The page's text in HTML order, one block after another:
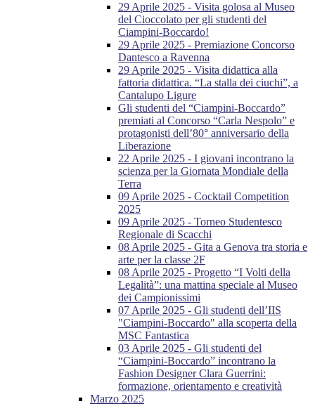
29 Aprile 2025 - Visita golosa al Museo
del Cioccolato per gli studenti del
Ciampini-Boccardo!
29 Aprile 2025 - Premiazione Concorso
Dantesco a Ravenna
29 Aprile 2025 - Visita didattica alla
fattoria didattica. “La stalla dei ciuchi”, a
Cantalupo Ligure
Gli studenti del “Ciampini-Boccardo”
premiati al Concorso “Carla Nespolo” e
protagonisti dell’80° anniversario della
Liberazione
22 Aprile 2025 - I giovani incontrano la
scienza per la Giornata Mondiale della
Terra
09 Aprile 2025 - Cocktail Competition
2025
09 Aprile 2025 - Torneo Studentesco
Regionale di Scacchi
08 Aprile 2025 - Gita a Genova tra storia e
arte per la classe 2F
08 Aprile 2025 - Progetto “I Volti della
Legalità”: una mattina speciale al Museo
dei Campionissimi
07 Aprile 2025 - Gli studenti dell’IIS
"Ciampini-Boccardo" alla scoperta della
MSC Fantastica
03 Aprile 2025 - Gli studenti del
“Ciampini-Boccardo” incontrano la
Fashion Designer Clara Guerrini:
formazione, orientamento e creatività
Marzo 2025